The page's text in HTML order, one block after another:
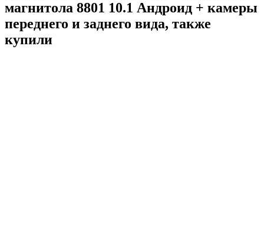
магнитола 8801 10.1 Андроид + камеры
переднего и заднего вида, также
купили